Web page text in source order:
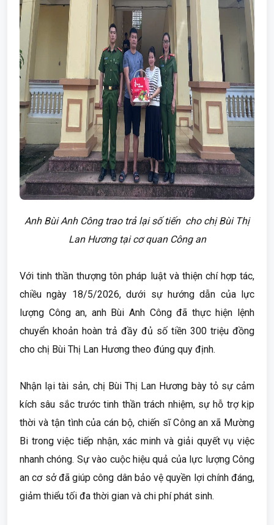
Anh Bùi Anh Công trao trả lại số tiến cho chị Bùi Thị
Lan Hương tại cơ quan Công an
Với tinh thần thượng tôn pháp luật và thiện chí hợp tác,
chiều ngày 18/5/2026, dưới sự hướng dẫn của lực
lượng Công an, anh Bùi Anh Công đã thực hiện lệnh
chuyển khoản hoàn trả đầy đủ số tiền 300 triệu đồng
cho chị Bùi Thị Lan Hương theo đúng quy định.
Nhận lại tài sản, chị Bùi Thị Lan Hương bày tỏ sự cảm
kích sâu sắc trước tinh thần trách nhiệm, sự hỗ trợ kịp
thời và tận tình của cán bộ, chiến sĩ Công an xã Mường
Bi trong việc tiếp nhận, xác minh và giải quyết vụ việc
nhanh chóng. Sự vào cuộc hiệu quả của lực lượng Công
an cơ sở đã giúp công dân bảo vệ quyền lợi chính đáng,
giảm thiểu tối đa thời gian và chi phí phát sinh.